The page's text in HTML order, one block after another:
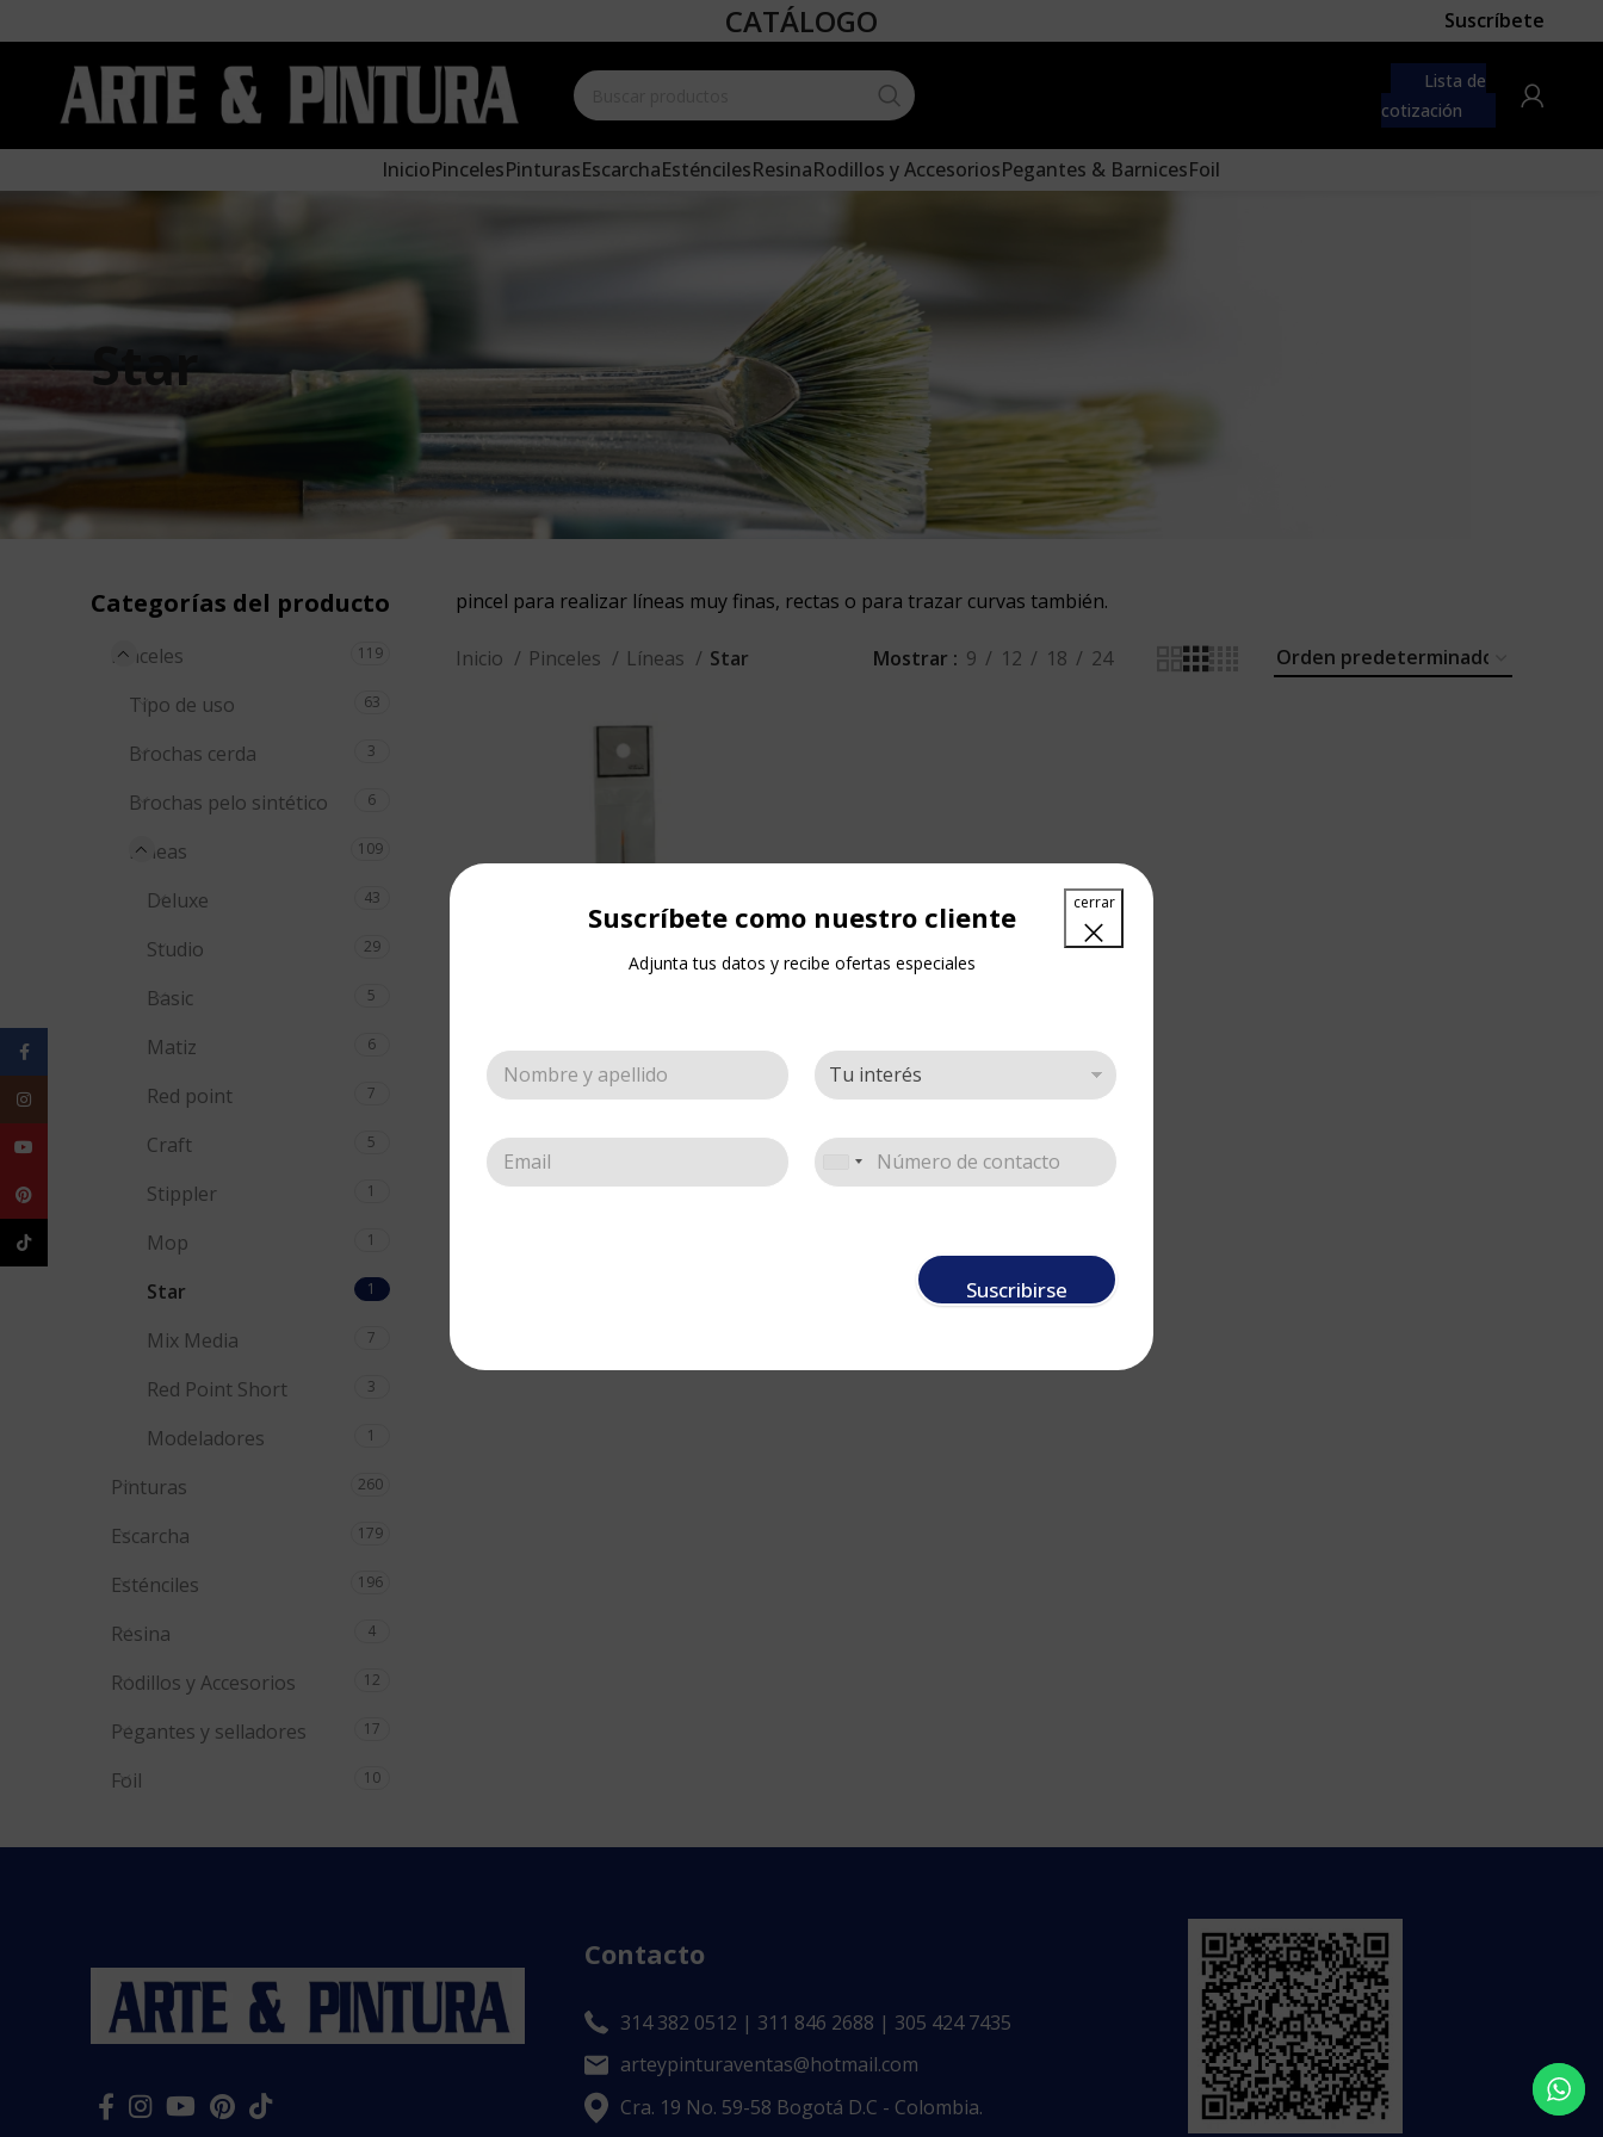
Suscríbete como nuestro cliente
Adjunta tus datos y recibe ofertas especiales
Suscribirse
CATÁLOGO Suscríbete
Lista de
cotización
InicioPincelesPinturasEscarchaEsténcilesResinaRodillos y AccesoriosPegantes & BarnicesFoil
Star
Categorías del producto
Pinceles 119
Tipo de uso 63
Brochas cerda 3
Brochas pelo sintético 6
Líneas 109
Deluxe 43
Studio 29
Basic 5
Matiz 6
Red point 7
Craft 5
Stippler 1
Mop 1
Star 1
Mix Media 7
Red Point Short 3
Modeladores 1
Pinturas 260
Escarcha 179
Esténciles 196
Resina 4
Rodillos y Accesorios 12
Pegantes y selladores 17
Foil 10
pincel para realizar líneas muy finas, rectas o para trazar curvas también.
Inicio Pinceles Líneas Star Mostrar 9 12 18 24
STAR Liner cabo corto
Tipo de uso,Acrílico,Acuarela,
Pinceles
Contacto
314 382 0512 | 311 846 2688 | 305 424 7435
arteypinturaventas@hotmail.com
Cra. 19 No. 59-58 Bogotá D.C - Colombia.